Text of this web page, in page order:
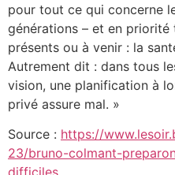
pour tout ce qui concerne
générations – et en priorité
présents ou à venir : la
Autrement dit : dans tous
vision, une planification à
privé assure mal. »
Source : https://
23/bruno-colmant-